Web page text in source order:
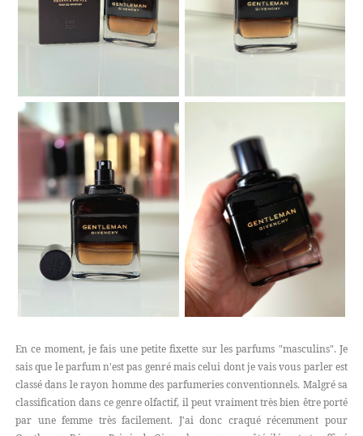
En ce moment, je fais une petite fixette sur les parfums "masculins". Je
sais que le parfum n'est pas genré mais celui dont je vais vous parler est
classé dans le rayon homme des parfumeries conventionnels. Malgré sa
classification dans ce genre olfactif, il peut vraiment très bien être porté
par une femme très facilement. J'ai donc craqué récemment pour